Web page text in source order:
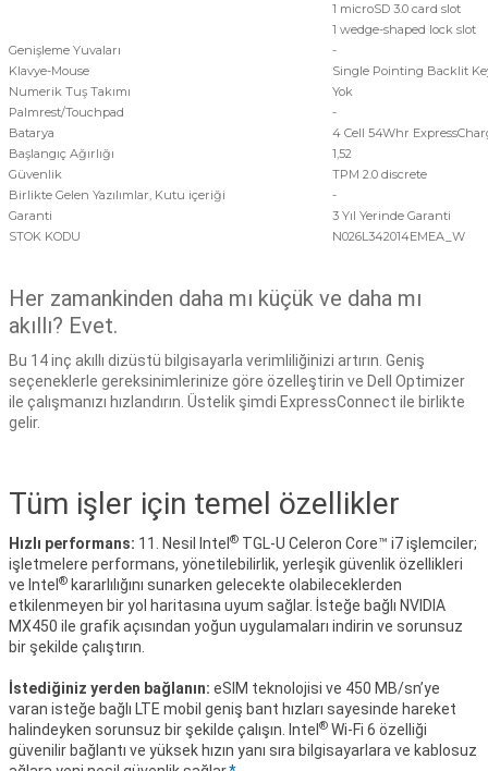
1 microSD 3.0 card slot
1 wedge-shaped lock slot
Genişleme Yuvaları
-
Klavye-Mouse
Single Pointing Backlit
Numerik Tuş Takımı
Yok
Palmrest/Touchpad
-
Batarya
4 Cell 54Whr
Başlangıç Ağırlığı
1,52
Güvenlik
TPM 2.0 discrete
Birlikte Gelen Yazılımlar, Kutu içeriği
-
Garanti
3 Yıl Yerinde Garanti
STOK KODU
N026L342014EMEA_W
Her zamankinden daha mı küçük ve daha mı
akıllı? Evet.
Bu 14 inç akıllı dizüstü bilgisayarla verimliliğinizi artırın. Geniş
seçeneklerle gereksinimlerinize göre özelleştirin ve Dell Optimizer
ile çalışmanızı hızlandırın. Üstelik şimdi ExpressConnect ile birlikte
gelir.
Tüm işler için temel özellikler
Hızlı performans: 11. Nesil Intel ® TGL-U Celeron Core™ i7 işlemciler;
işletmelere performans, yönetilebilirlik, yerleşik güvenlik özellikleri
ve Intel ® kararlılığını sunarken gelecekte olabileceklerden
etkilenmeyen bir yol haritasına uyum sağlar. İsteğe bağlı NVIDIA
MX450 ile grafik açısından yoğun uygulamaları indirin ve sorunsuz
bir şekilde çalıştırın.
İstediğiniz yerden bağlanın: eSIM teknolojisi ve 450 MB/sn’ye
varan isteğe bağlı LTE mobil geniş bant hızları sayesinde hareket
halindeyken sorunsuz bir şekilde çalışın. Intel ® Wi-Fi 6 özelliği
güvenilir bağlantı ve yüksek hızın yanı sıra bilgisayarlara ve kablosuz